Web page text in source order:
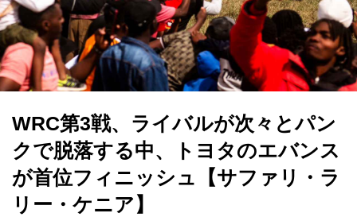
WRC第3戦、ライバルが次々とパン
クで脱落する中、トヨタのエバンス
が首位フィニッシュ【サファリ・ラ
リー・ケニア】